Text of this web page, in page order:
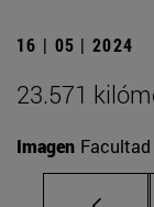
16 | 05 | 2024
23.571
Imagen